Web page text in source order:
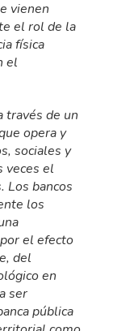
vienen
el rol de la
física
el
través de un
opera y
sociales y
veces el
Los bancos
los
el efecto
del
en
ser
pública